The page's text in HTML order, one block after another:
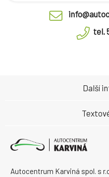
tel.
Autocentrum Karviná spol. s
Další